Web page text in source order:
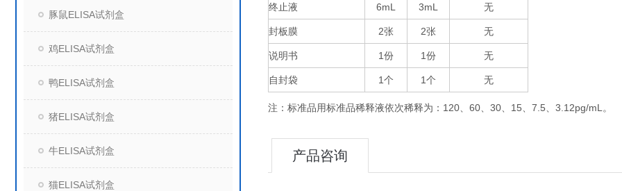
豚鼠ELISA试剂盒
鸡ELISA试剂盒
鸭ELISA试剂盒
猪ELISA试剂盒
牛ELISA试剂盒
猫ELISA试剂盒
终止液 6mL 3mL 无
封板膜 2张 2张 无
说明书 1 份 1 份 无
自封袋 1 个 1 个 无
注：标准品用标准品稀释液依次稀释为： 120、 60、 30、 15、 7.5、 3.12pg/mL 。
产品咨询